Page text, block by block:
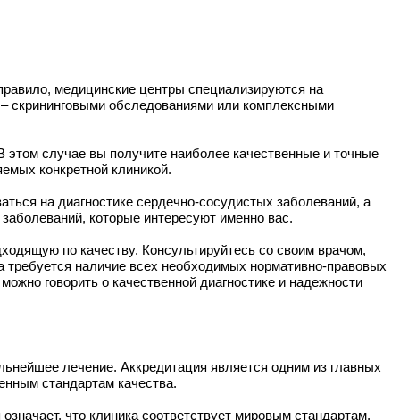
медицинские центры специализируются на
скрининговыми обследованиями или комплексными
случае вы получите наиболее качественные и точные
конкретной клиникой.
на диагностике сердечно-сосудистых заболеваний, а
которые интересуют именно вас.
по качеству. Консультируйтесь со своим врачом,
наличие всех необходимых нормативно-правовых
говорить о качественной диагностике и надежности
лечение. Аккредитация является одним из главных
стандартам качества.
что клиника соответствует мировым стандартам,